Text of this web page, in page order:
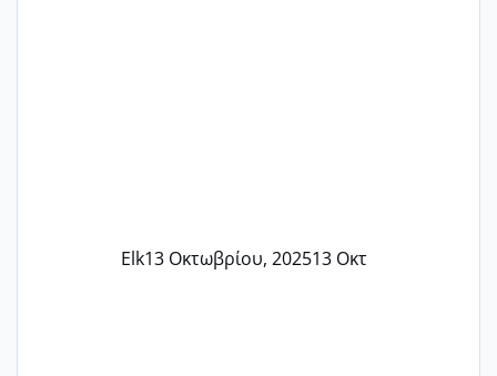
Elk13 Οκτωβρίου, 202513 Οκτ